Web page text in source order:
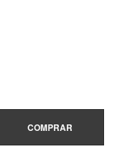
COMPRAR